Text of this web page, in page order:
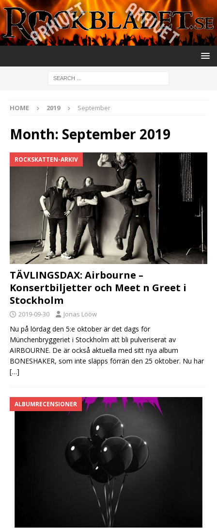
HOME 2019 September
Month: September 2019
ROCKSKATTEN-ARKIV
TÄVLINGSDAX: Airbourne –
Konsertbiljetter och Meet n Greet i
Stockholm
2019-09-30 Jonas Lööw
Nu på lördag den 5:e oktober är det dags för
Münchenbryggeriet i Stockholm att bli pulveriserat av
AIRBOURNE. De är också aktuella med sitt nya album
BONESHAKER, som inte släpps förrän den 25 oktober. Nu har
[…]
ALBUMRECENSIONER